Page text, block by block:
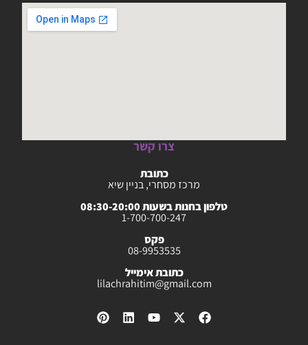
צרו קשר
כתובת
מרכז מסחרי, בניין שיא
טלפון בחנות בשעות 08:30-20:00
1-700-700-247
פקס
08-9953535
כתובת אימייל
lilachrahitim@gmail.com